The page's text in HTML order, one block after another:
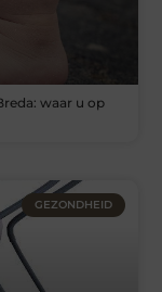
waar u op
GEZONDHEID